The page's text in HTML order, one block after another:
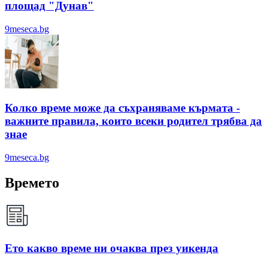
площад "Дунав"
9meseca.bg
Колко време може да съхраняваме кърмата -
важните правила, които всеки родител трябва да
знае
9meseca.bg
Времето
Ето какво време ни очаква през уикенда